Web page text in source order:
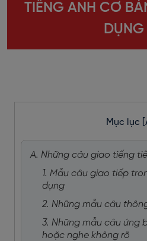
TIẾNG ANH CƠ
DỤNG
Mục lục
A. Những câu giao tiếng
1. Mẫu câu giao tiếp
dụng
2. Những mẫu câu
3. Những mẫu câu ứng
hoặc nghe không rõ